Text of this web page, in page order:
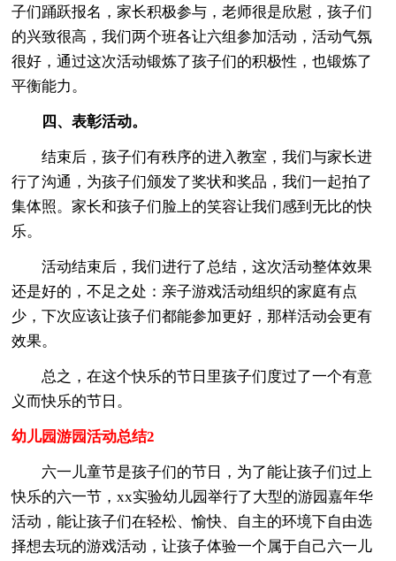
子们踊跃报名，家长积极参与，老师很是欣慰，孩子们
的兴致很高，我们两个班各让六组参加活动，活动气氛
很好，通过这次活动锻炼了孩子们的积极性，也锻炼了
平衡能力。
四、表彰活动。
结束后，孩子们有秩序的进入教室，我们与家长进
行了沟通，为孩子们颁发了奖状和奖品，我们一起拍了
集体照。家长和孩子们脸上的笑容让我们感到无比的快
乐。
活动结束后，我们进行了总结，这次活动整体效果
还是好的，不足之处：亲子游戏活动组织的家庭有点
少，下次应该让孩子们都能参加更好，那样活动会更有
效果。
总之，在这个快乐的节日里孩子们度过了一个有意
义而快乐的节日。
幼儿园游园活动总结2
六一儿童节是孩子们的节日，为了能让孩子们过上
快乐的六一节，xx实验幼儿园举行了大型的游园嘉年华
活动，能让孩子们在轻松、愉快、自主的环境下自由选
择想去玩的游戏活动，让孩子体验一个属于自己六一儿